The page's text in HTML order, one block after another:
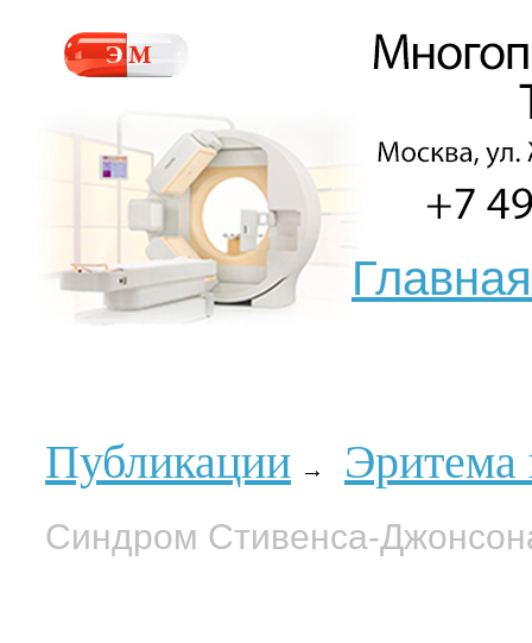
Главная
Публикации → Эритема
Синдром Стивенса-